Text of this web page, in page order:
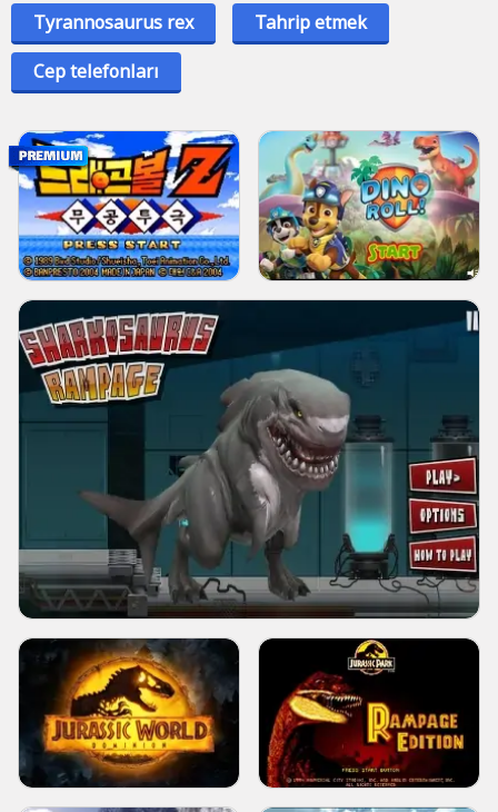
Tyrannosaurus rex
Tahrip etmek
Cep telefonları